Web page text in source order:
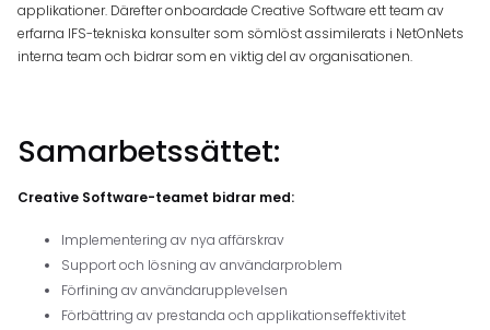
applikationer. Därefter onboardade Creative Software ett team av
erfarna IFS-tekniska konsulter som sömlöst assimilerats i NetOnNets
interna team och bidrar som en viktig del av organisationen.
Samarbetssättet:
Creative Software-teamet bidrar med:
Implementering av nya affärskrav
Support och lösning av användarproblem
Förfining av användarupplevelsen
Förbättring av prestanda och applikationseffektivitet